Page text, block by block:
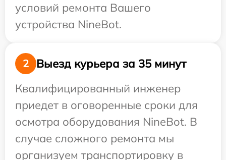
условий ремонта Вашего
устройства NineBot.
2
Выезд курьера за 35 минут
Квалифицированный инженер
приедет в оговоренные сроки для
осмотра оборудования NineBot. В
случае сложного ремонта мы
организуем транспортировку в